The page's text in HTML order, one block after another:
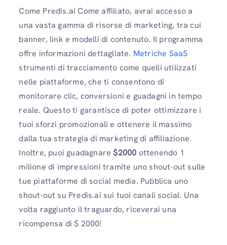
Come Predis.ai Come affiliato, avrai accesso a
una vasta gamma di risorse di marketing, tra cui
banner, link e modelli di contenuto. Il programma
offre informazioni dettagliate. Metriche SaaS
strumenti di tracciamento come quelli utilizzati
nelle piattaforme, che ti consentono di
monitorare clic, conversioni e guadagni in tempo
reale. Questo ti garantisce di poter ottimizzare i
tuoi sforzi promozionali e ottenere il massimo
dalla tua strategia di marketing di affiliazione.
Inoltre, puoi guadagnare$2000 ottenendo 1
milione di impressioni tramite uno shout-out sulle
tue piattaforme di social media. Pubblica uno
shout-out su Predis.ai sui tuoi canali social. Una
volta raggiunto il traguardo, riceverai una
ricompensa di $ 2000!